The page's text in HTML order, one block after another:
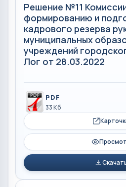
Решение №11
формированию и
кадрового резерва
муниципальных
учреждений
Лог от 28.03.2022
PDF
33 Кб